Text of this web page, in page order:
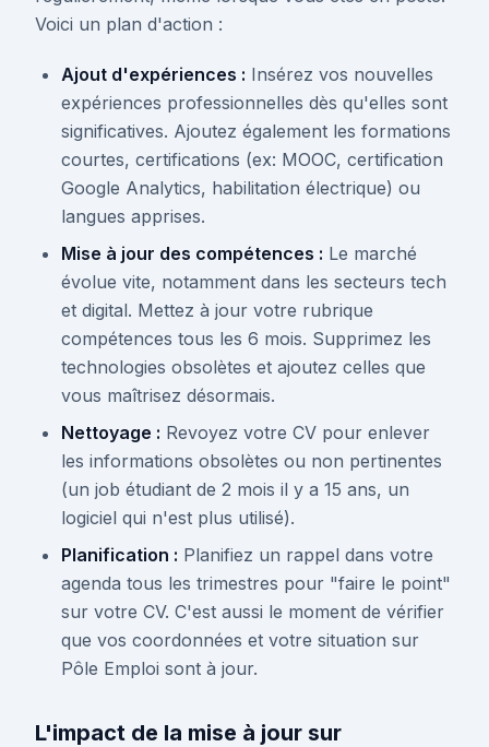
Voici un plan d'action :
Ajout d'expériences : Insérez vos nouvelles
expériences professionnelles dès qu'elles sont
significatives. Ajoutez également les formations
courtes, certifications (ex: MOOC, certification
Google Analytics, habilitation électrique) ou
langues apprises.
Mise à jour des compétences : Le marché
évolue vite, notamment dans les secteurs tech
et digital. Mettez à jour votre rubrique
compétences tous les 6 mois. Supprimez les
technologies obsolètes et ajoutez celles que
vous maîtrisez désormais.
Nettoyage : Revoyez votre CV pour enlever
les informations obsolètes ou non pertinentes
(un job étudiant de 2 mois il y a 15 ans, un
logiciel qui n'est plus utilisé).
Planification : Planifiez un rappel dans votre
agenda tous les trimestres pour "faire le point"
sur votre CV. C'est aussi le moment de vérifier
que vos coordonnées et votre situation sur
Pôle Emploi sont à jour.
L'impact de la mise à jour sur